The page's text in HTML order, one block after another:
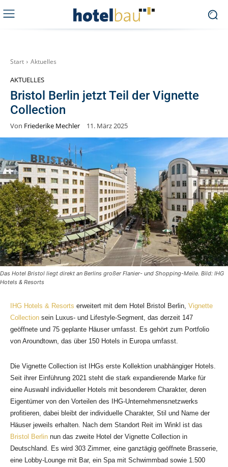
Start Aktuelles
AKTUELLES
Bristol Berlin jetzt Teil der Vignette
Collection
Von Friederike Mechler 11. März 2025
Das Hotel Bristol liegt direkt an Berlins großer Flanier- und Shopping-Meile. Bild: IHG
Hotels & Resorts
IHG Hotels & Resorts erweitert mit dem Hotel Bristol Berlin, Vignette
Collection sein Luxus- und Lifestyle-Segment, das derzeit 147
geöffnete und 75 geplante Häuser umfasst. Es gehört zum Portfolio
von Aroundtown, das über 150 Hotels in Europa umfasst.
Die Vignette Collection ist IHGs erste Kollektion unabhängiger Hotels.
Seit ihrer Einführung 2021 steht die stark expandierende Marke für
eine Auswahl individueller Hotels mit besonderem Charakter, deren
Eigentümer von den Vorteilen des IHG-Unternehmensnetzwerks
profitieren, dabei bleibt der individuelle Charakter, Stil und Name der
Häuser jeweils erhalten. Nach dem Standort Reit im Winkl ist das
Bristol Berlin nun das zweite Hotel der Vignette Collection in
Deutschland. Es wird 303 Zimmer, eine ganztägig geöffnete Brasserie,
eine Lobby-Lounge mit Bar, ein Spa mit Schwimmbad sowie 1.500